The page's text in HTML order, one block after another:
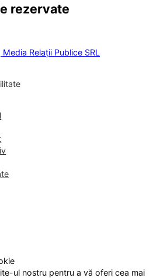
rezervate
Media Relații Publice SRL
ul nostru pentru a vă oferi cea mai